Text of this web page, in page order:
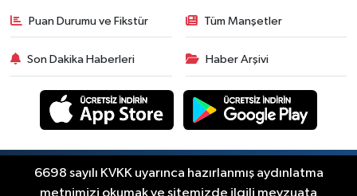
ilgilendiriyor! Cuma günü elektrik
kesintisi uygulanacak
Alhatoğlu'ndan
Akhisargücü'ne sponsorluk desteği
devam ediyor
Ekonomi
14:54Manisalı iş insanlarından
Kazakistan atağı
Puan Durumu ve Fikstür Tüm Manşetler
Son Dakika Haberleri Haber Arşivi
RSS
Copyright © Akhisar Press Haber 2012-2026 Her
hakkı saklıdır.
6698 sayılı KVKK uyarınca hazırlanmış aydınlatma
metnimizi okumak ve sitemizde ilgili mevzuata